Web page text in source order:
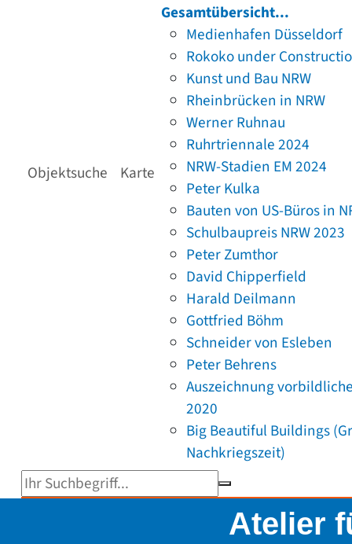
Objektsuche Karte
Gesamtübersicht...
Medienhafen Düsseldorf
Rokoko under
Kunst und Bau NRW
Rheinbrücken in NRW
Werner Ruhnau
Ruhrtriennale 2024
NRW-Stadien EM 2024
Peter Kulka
Bauten von US-Büros in
Schulbaupreis NRW 2023
Peter Zumthor
David Chipperfield
Harald Deilmann
Gottfried Böhm
Schneider von Esleben
Peter Behrens
Auszeichnung
2020
Big Beautiful Buildings
Nachkriegszeit)
Suchbegriff eingeben
Atelier